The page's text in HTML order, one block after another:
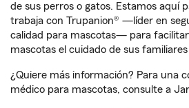
de sus perros o gatos. Estamos aquí
trabaja con Trupanion® —líder en
calidad para mascotas— para
mascotas el cuidado de sus
¿Quiere más información? Para una
médico para mascotas, consulte a